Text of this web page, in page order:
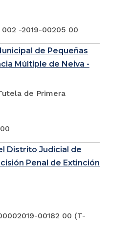
002 -2019-00205 00
de Pequeñas
Múltiple de Neiva -
de Primera
Distrito Judicial de
Penal de Extinción
00182 00 (T-